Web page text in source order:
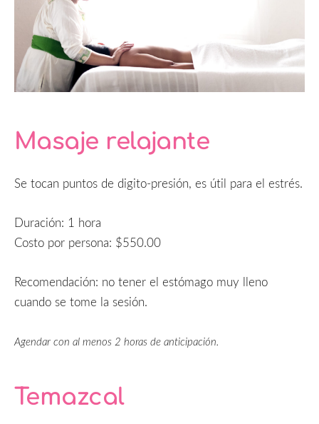
Masaje relajante
Se tocan puntos de digito-presión, es útil para el estrés.
Duración: 1 hora
Costo por persona: $550.00
Recomendación: no tener el estómago muy lleno
cuando se tome la sesión.
Agendar con al menos 2 horas de anticipación.
Temazcal